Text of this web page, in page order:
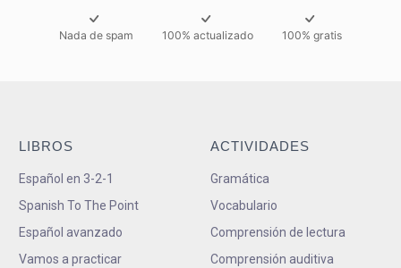
Nada de spam 100% actualizado 100% gratis
LIBROS
Español en 3-2-1
Spanish To The Point
Español avanzado
Vamos a practicar
ACTIVIDADES
Gramática
Vocabulario
Comprensión de lectura
Comprensión auditiva